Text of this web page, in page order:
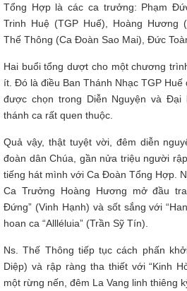
Tổng Hợp là các ca trưởng: Phạm
Trinh Huệ (TGP Huế), Hoàng Hương
Thế Thông (Ca Đoàn Sao Mai), Đức
Hai buổi tổng dượt cho một chương
ít. Đó là điều Ban Thánh Nhạc TGP
được chọn trong Diễn Nguyện và
thánh ca rất quen thuộc.
Quả vậy, thật tuyệt vời, đêm diễn
đoàn dân Chúa, gần nửa triệu người
tiếng hát mình với Ca Đoàn Tổng Hợp.
Ca Trưởng Hoàng Hương mở đầu
Đứng” (Vinh Hạnh) và sốt sắng với
hoan ca “Allléluia” (Trần Sỹ Tín).
Ns. Thế Thông tiếp tục cách phấn
Diệp) và rập ràng tha thiết với “Kinh
một rừng nến, đêm La Vang linh thiêng